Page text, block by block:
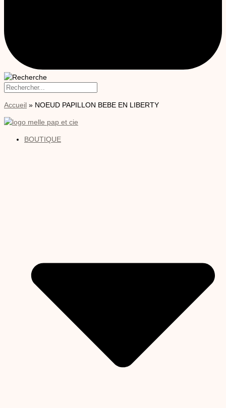
Accueil » NOEUD PAPILLON BEBE EN LIBERTY
BOUTIQUE